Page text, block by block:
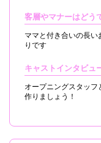
客層やマナーはどう
ママと付き合いの長
りです
キャストインタビュ
オープニングスタッ
作りましょう！